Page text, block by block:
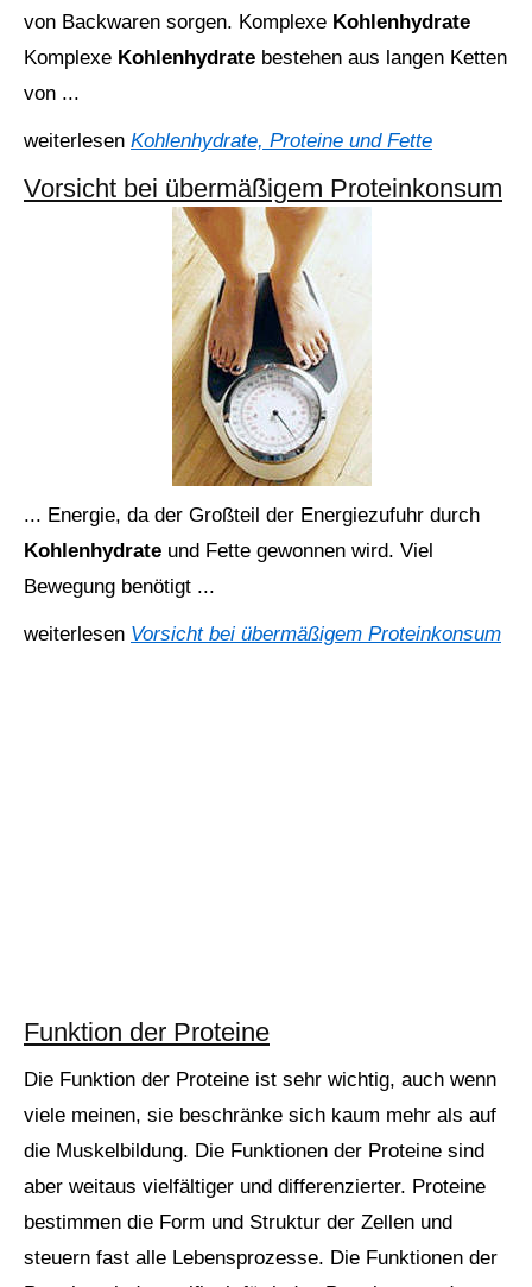
von Backwaren sorgen. Komplexe Kohlenhydrate
Komplexe Kohlenhydrate bestehen aus langen Ketten
von ...
weiterlesen Kohlenhydrate, Proteine und Fette
Vorsicht bei übermäßigem Proteinkonsum
... Energie, da der Großteil der Energiezufuhr durch
Kohlenhydrate und Fette gewonnen wird. Viel
Bewegung benötigt ...
weiterlesen Vorsicht bei übermäßigem Proteinkonsum
Funktion der Proteine
Die Funktion der Proteine ist sehr wichtig, auch wenn
viele meinen, sie beschränke sich kaum mehr als auf
die Muskelbildung. Die Funktionen der Proteine sind
aber weitaus vielfältiger und differenzierter. Proteine
bestimmen die Form und Struktur der Zellen und
steuern fast alle Lebensprozesse. Die Funktionen der